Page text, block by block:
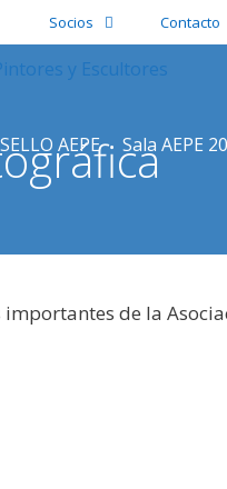
Socios Contacto
SELLO AEPE Sala AEPE
de la